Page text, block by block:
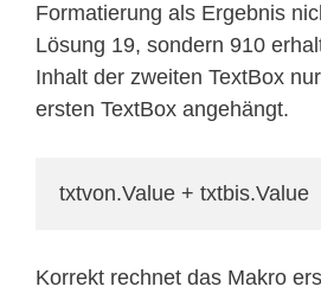
Formatierung als Ergebnis
Lösung 19, sondern 910
Inhalt der zweiten TextBox
ersten TextBox angehängt.
txtvon.Value + txtbis.Value
Korrekt rechnet das Makro